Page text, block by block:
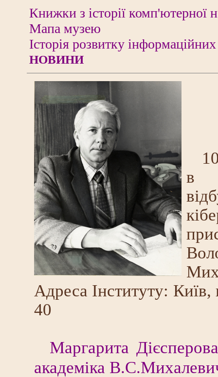
Книжки з історії комп'ютерної
Мапа музею
Історія розвитку
НОВИНИ
в
Адреса Інституту:
40
Маргарита
академіка